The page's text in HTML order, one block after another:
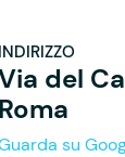
del
su